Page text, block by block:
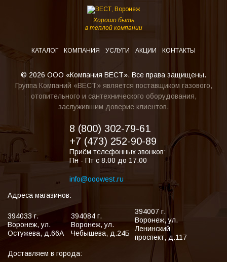
Хорошо быть
в теплой компании
КАТАЛОГ КОМПАНИЯ УСЛУГИ АКЦИИ КОНТАКТЫ
© 2026 ООО «Компания ВЕСТ». Все права защищены.
Группа Компаний «ВЕСТ» является поставщиком газового,
отопительного и сантехнического оборудования,
заслужившим доверие клиентов.
8 (800) 302-79-61
+7 (473) 252-90-89
Приём телефонных звонков:
Пн - Пт с 8.00 до 17.00
info@ooowest.ru
Адреса магазинов:
394033 г.
Воронеж,ул.
Остужева, д.66А
394084 г.
Воронеж,ул.
Чебышева, д.24Б
394007 г.
Воронеж,ул.
Ленинский
проспект, д.117
Доставляем в города: